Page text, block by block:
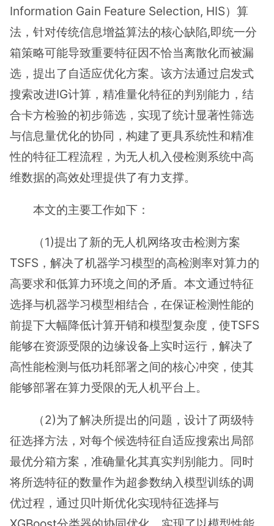
Information Gain Feature Selection, HIS）算
法，针对传统信息增益算法的核心缺陷,即统一分
箱策略可能导致重要特征因不恰当离散化而被漏
选，提出了自适应优化方案。该方法通过启发式
搜索改进IG计算，精准量化特征的判别能力，结
合卡方检验的初步筛选，实现了统计显著性筛选
与信息量优化的协同，构建了更具系统性和精准
性的特征工程流程，为无人机入侵检测系统中高
维数据的高效处理提供了有力支撑。
本文的主要工作如下：
（1)提出了新的无人机网络攻击检测方案
TSFS，解决了机器学习模型的高检测率对算力的
高要求和低算力环境之间的矛盾。本文通过特征
选择与机器学习模型相结合，在保证检测性能的
前提下大幅降低计算开销和模型复杂度，使TSFS
能够在资源受限的边缘设备上实时运行，解决了
高性能检测与低功耗部署之间的核心冲突，使其
能够部署在算力受限的无人机平台上。
（2)为了解决所提出的问题，设计了两级特
征选择方法，对每个候选特征自适应搜索出局部
最优分箱方案，准确量化其真实判别能力。同时
将所选特征的数量作为超参数纳入模型训练的调
优过程，通过贝叶斯优化实现特征选择与